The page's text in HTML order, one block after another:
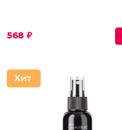
568 ₽